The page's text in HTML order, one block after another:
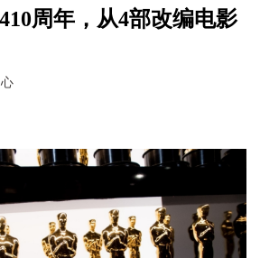
周年，从4部改编电影